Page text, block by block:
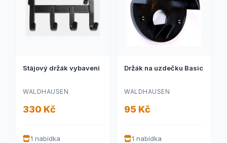
Stájový držák vybavení
WALDHAUSEN
330 Kč
1 nabídka
Držák na uzdečku Basic
WALDHAUSEN
95 Kč
1 nabídka